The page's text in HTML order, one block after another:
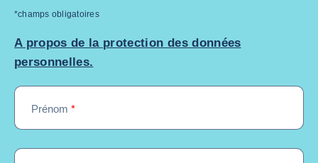
*champs obligatoires
A propos de la protection des données
personnelles.
Prénom *